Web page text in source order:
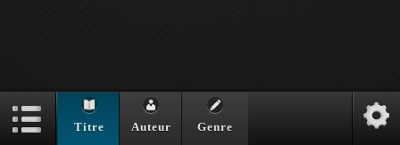
Titre Auteur Genre